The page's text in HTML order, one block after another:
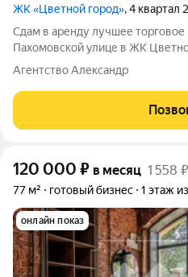
ЖК «Цветной город», 4 квартал
Сдам в аренду лучшее
Пахомовской улице в ЖК
от перекрестка Муринской
помещении 1 вход с улицы,
пахомовской улицы, высота
Агентство Александр
120 000 ₽ в месяц 1 558
77 м² готовый бизнес 1 этаж
онлайн показ